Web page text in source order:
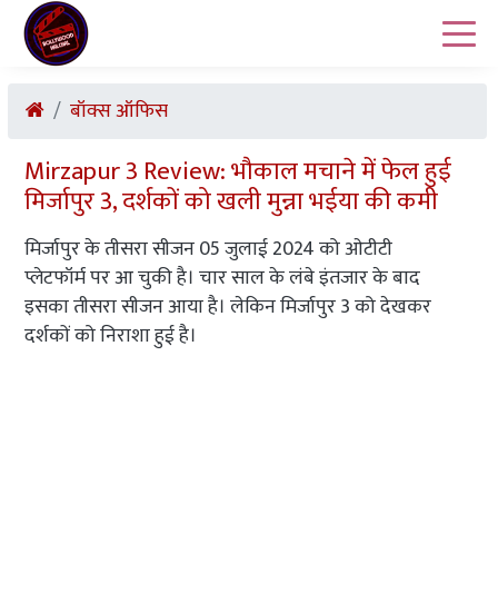
बॉक्स ऑफिस
Mirzapur 3 Review: भौकाल मचाने में फेल हुई
मिर्जापुर 3, दर्शकों को खली मुन्ना भईया की कमी
मिर्जापुर के तीसरा सीजन 05 जुलाई 2024 को ओटीटी
प्लेटफॉर्म पर आ चुकी है। चार साल के लंबे इंतजार के बाद
इसका तीसरा सीजन आया है। लेकिन मिर्जापुर 3 को देखकर
दर्शकों को निराशा हुई है।